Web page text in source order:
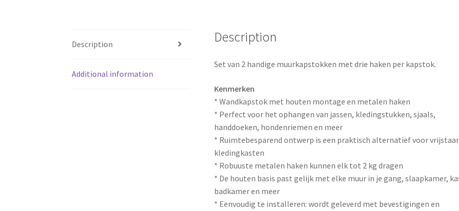
per
-
frame
van
hout
met
metalen
haken
quantity
o
k
r
t
Description
Additional information
Description
Set van 2 handige muurkapstokken met drie haken per kapstok.
Kenmerken
* Wandkapstok met houten montage en metalen haken
* Perfect voor het ophangen van jassen, kledingstukken, sjaals,
handdoeken, hondenriemen en meer
* Ruimtebesparend ontwerp is een praktisch alternatief voor
kledingkasten
* Robuuste metalen haken kunnen elk tot 2 kg dragen
* De houten basis past gelijk met elke muur in je gang, slaapkamer,
badkamer en meer
* Eenvoudig te installeren: wordt geleverd met bevestigingen en